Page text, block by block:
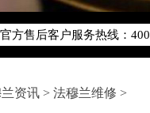
方售后客户服务热线：
中心最新网点地址：
汇中心写字楼2座37层
号宏伊国际广场写字楼8
资讯 > 法穆兰维修 >